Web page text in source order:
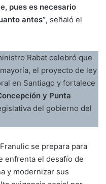
pues es necesario
antes”, señaló el
Rabat celebró que
el proyecto de ley
en Santiago y fortalece
y Punta
del gobierno del
se prepara para
enfrenta el desafío de
y modernizar sus